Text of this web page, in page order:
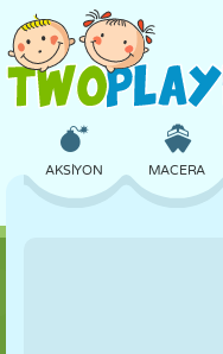
AKSIYON MACERA